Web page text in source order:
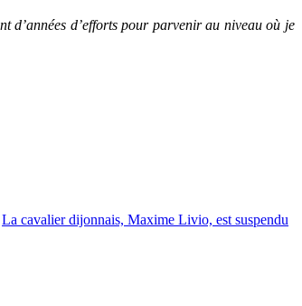
d’années d’efforts pour parvenir au niveau où je
La cavalier dijonnais, Maxime Livio, est suspendu